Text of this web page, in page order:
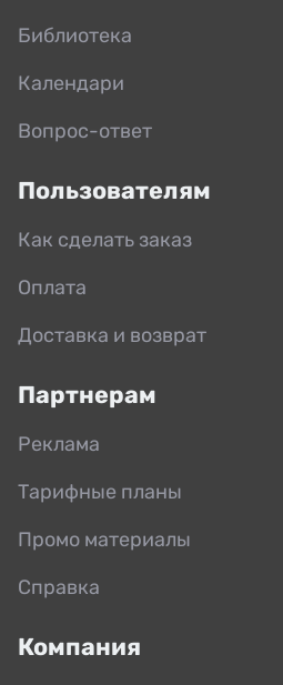
Библиотека
Календари
Вопрос-ответ
Пользователям
Как сделать заказ
Оплата
Доставка и возврат
Партнерам
Реклама
Тарифные планы
Промо материалы
Справка
Компания